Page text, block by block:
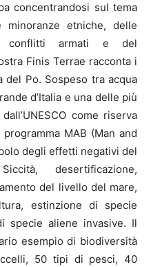
concentrandosi sul tema
etniche, delle
conflitti armati e del
Finis Terrae racconta i
del Po. Sospeso tra acqua
d’Italia e una delle più
come riserva
MAB (Man and
degli effetti negativi del
desertificazione,
del livello del mare,
estinzione di specie
specie aliene invasive. Il
esempio di biodiversità
50 tipi di pesci, 40